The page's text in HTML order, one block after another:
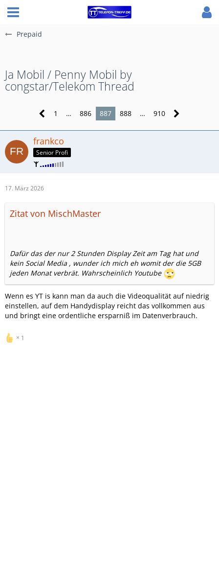
Prepaid
Ja Mobil / Penny Mobil by
congstar/Telekom Thread
1 … 886 887 888 … 910
frankco
Senior Profi
17. März 2026
Zitat von MischMaster
Dafür das der nur 2 Stunden Display Zeit am Tag hat und
kein Social Media , wunder ich mich eh womit der die 5GB
jeden Monat verbrät. Wahrscheinlich Youtube
Wenn es YT is kann man da auch die Videoqualität auf niedrig
einstellen, auf dem Handydisplay reicht das vollkommen aus
und bringt eine ordentliche ersparniß im Datenverbrauch.
1